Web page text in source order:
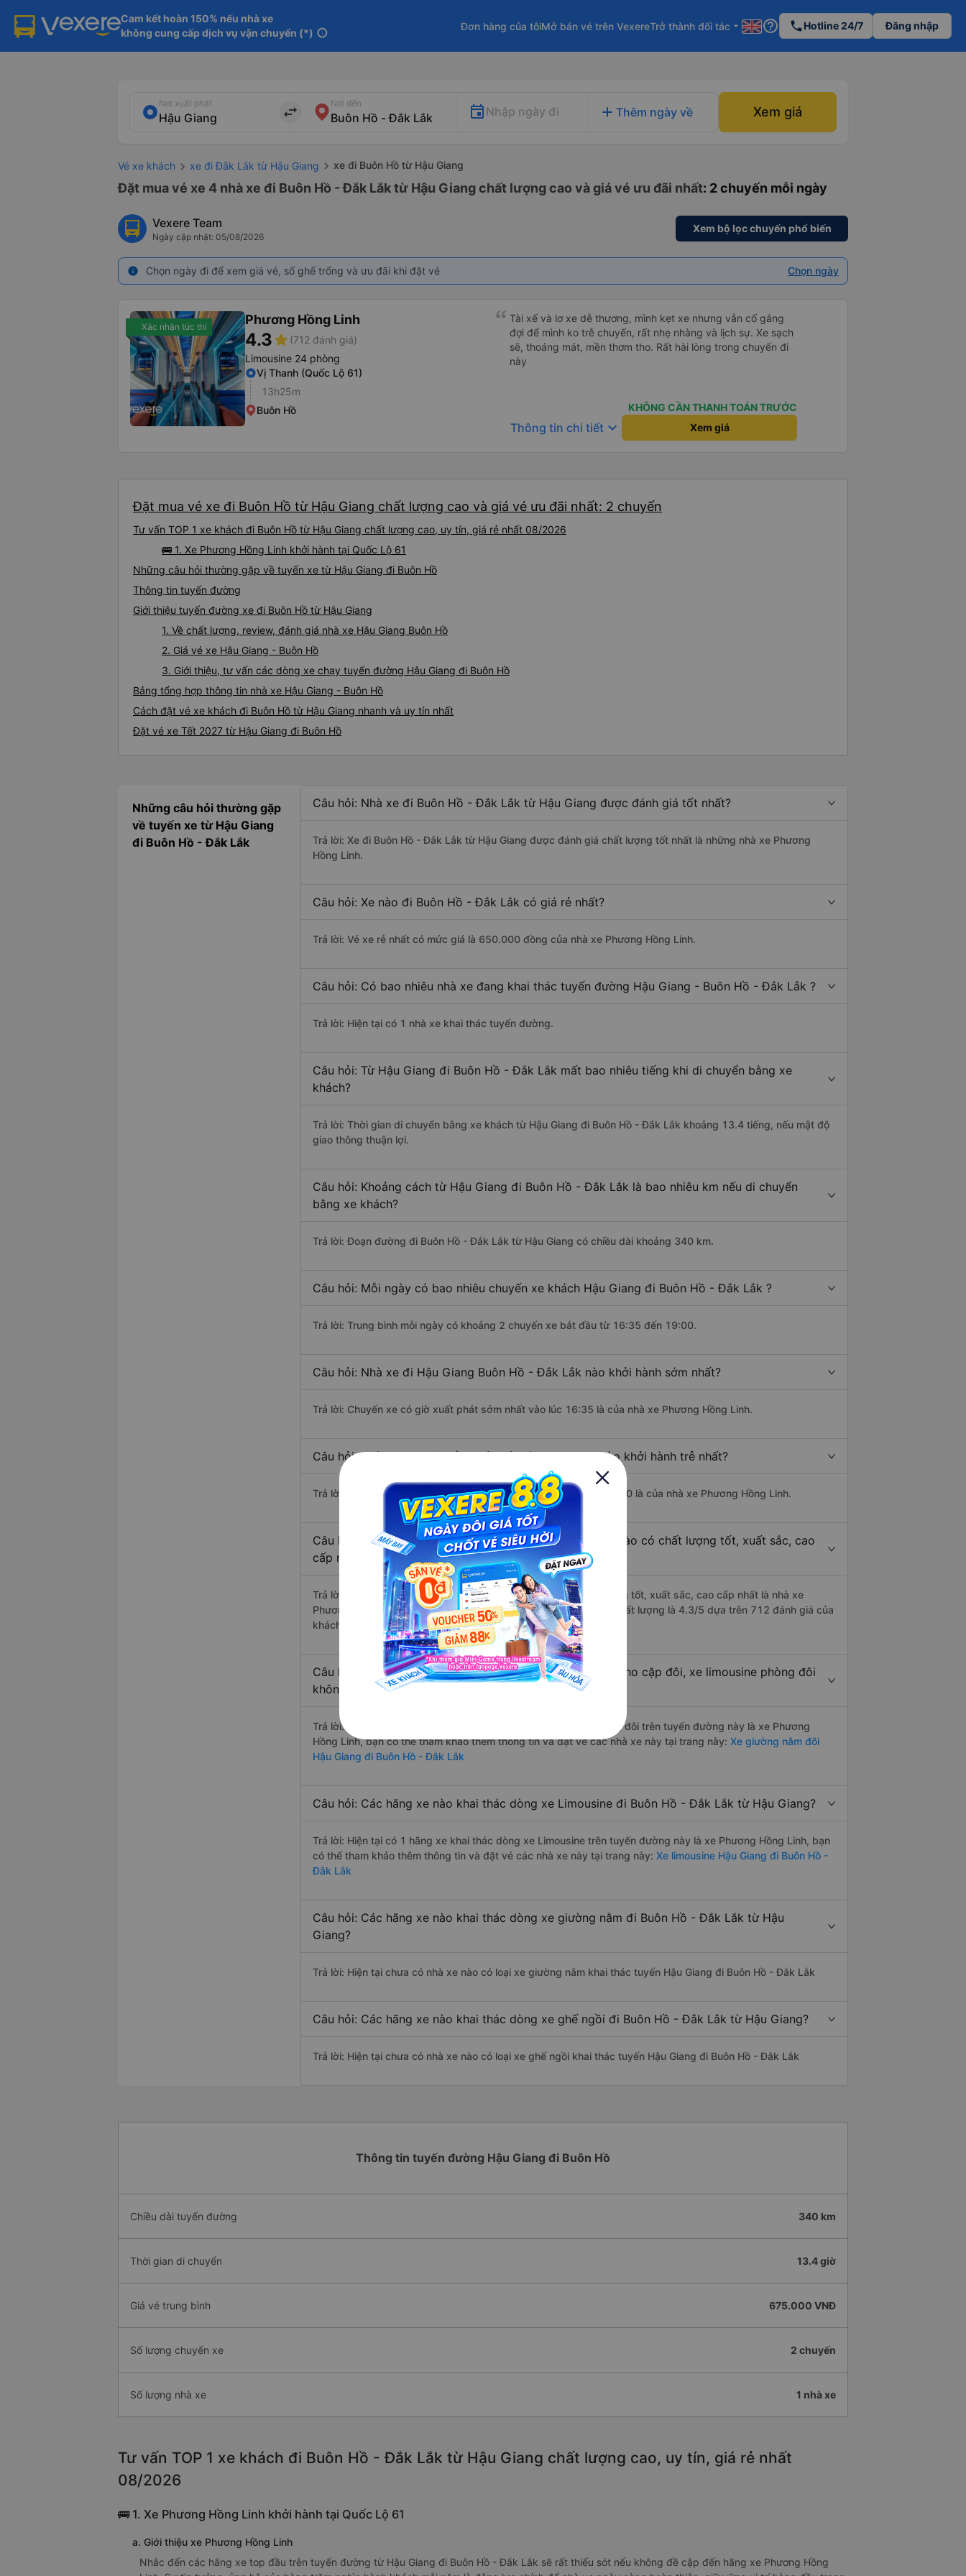
Cam kết hoàn 150% nếu nhà xe
không cung cấp dịch vụ vận chuyển (*) info
Đơn hàng của tôiMở bán vé trên VexereTrở thành đối tác arrow_drop_down help_outline phoneHotline 24/7 Đăng nhập
Nơi xuất phát
import_export
Nơi đến
Nhập ngày đi add Thêm ngày về Xem giá
Vé xe khách xe đi Đắk Lắk từ Hậu Giang xe đi Buôn Hồ từ Hậu Giang
Đặt mua vé xe 4 nhà xe đi Buôn Hồ - Đắk Lắk từ Hậu Giang chất lượng cao và giá vé ưu đãi nhất: 2 chuyến mỗi ngày
Vexere Team
Ngày cập nhật: 05/08/2026
Xem bộ lọc chuyến phổ biến
info Chọn ngày đi để xem giá vé, số ghế trống và ưu đãi khi đặt vé Chọn ngày
Xác nhận tức thì Phương Hồng Linh
4.3star (712 đánh giá)
Limousine 24 phòng
Vị Thanh (Quốc Lộ 61)
13h25m
Buôn Hồ
Tài xế và lơ xe dễ thương, mình kẹt xe nhưng vẫn cố gắng
đợi để mình ko trễ chuyến, rất nhẹ nhàng và lịch sự. Xe sạch
sẽ, thoáng mát, mền thơm tho. Rất hài lòng trong chuyến đi
này
KHÔNG CẦN THANH TOÁN TRƯỚC
Thông tin chi tiết keyboard_arrow_down Xem giá
Đặt mua vé xe đi Buôn Hồ từ Hậu Giang chất lượng cao và giá vé ưu đãi nhất: 2 chuyến
Tư vấn TOP 1 xe khách đi Buôn Hồ từ Hậu Giang chất lượng cao, uy tín, giá rẻ nhất 08/2026
🚌 1. Xe Phương Hồng Linh khởi hành tại Quốc Lộ 61
Những câu hỏi thường gặp về tuyến xe từ Hậu Giang đi Buôn Hồ
Thông tin tuyến đường
Giới thiệu tuyến đường xe đi Buôn Hồ từ Hậu Giang
1. Về chất lượng, review, đánh giá nhà xe Hậu Giang Buôn Hồ
2. Giá vé xe Hậu Giang - Buôn Hồ
3. Giới thiệu, tư vấn các dòng xe chạy tuyến đường Hậu Giang đi Buôn Hồ
Bảng tổng hợp thông tin nhà xe Hậu Giang - Buôn Hồ
Cách đặt vé xe khách đi Buôn Hồ từ Hậu Giang nhanh và uy tín nhất
Đặt vé xe Tết 2027 từ Hậu Giang đi Buôn Hồ
Những câu hỏi thường gặp
về tuyến xe từ Hậu Giang
đi Buôn Hồ - Đắk Lắk
Câu hỏi: Nhà xe đi Buôn Hồ - Đắk Lắk từ Hậu Giang được đánh giá tốt nhất?
Trả lời: Xe đi Buôn Hồ - Đắk Lắk từ Hậu Giang được đánh giá chất lượng tốt nhất là những nhà xe Phương
Hồng Linh.
Câu hỏi: Xe nào đi Buôn Hồ - Đắk Lắk có giá rẻ nhất?
Trả lời: Vé xe rẻ nhất có mức giá là 650.000 đồng của nhà xe Phương Hồng Linh.
Câu hỏi: Có bao nhiêu nhà xe đang khai thác tuyến đường Hậu Giang - Buôn Hồ - Đắk Lắk ?
Trả lời: Hiện tại có 1 nhà xe khai thác tuyến đường.
Câu hỏi: Từ Hậu Giang đi Buôn Hồ - Đắk Lắk mất bao nhiêu tiếng khi di chuyển bằng xe
khách?
Trả lời: Thời gian di chuyển bằng xe khách từ Hậu Giang đi Buôn Hồ - Đắk Lắk khoảng 13.4 tiếng, nếu mật độ
giao thông thuận lợi.
Câu hỏi: Khoảng cách từ Hậu Giang đi Buôn Hồ - Đắk Lắk là bao nhiêu km nếu di chuyển
bằng xe khách?
Trả lời: Đoạn đường đi Buôn Hồ - Đắk Lắk từ Hậu Giang có chiều dài khoảng 340 km.
Câu hỏi: Mỗi ngày có bao nhiêu chuyến xe khách Hậu Giang đi Buôn Hồ - Đắk Lắk ?
Trả lời: Trung bình mỗi ngày có khoảng 2 chuyến xe bắt đầu từ 16:35 đến 19:00.
Câu hỏi: Nhà xe đi Hậu Giang Buôn Hồ - Đắk Lắk nào khởi hành sớm nhất?
Trả lời: Chuyến xe có giờ xuất phát sớm nhất vào lúc 16:35 là của nhà xe Phương Hồng Linh.
Câu hỏi: Nhà xe đi Buôn Hồ - Đắk Lắk từ Hậu Giang nào khởi hành trễ nhất?
Trả lời: Chuyến xe có giờ xuất phát trễ (muộn) nhất là vào lúc 19:00 là của nhà xe Phương Hồng Linh.
Câu hỏi: Review xe đi Buôn Hồ - Đắk Lắk từ Hậu Giang nào có chất lượng tốt, xuất sắc, cao
cấp nhất?
Trả lời: Những hãng xe đi Hậu Giang Buôn Hồ - Đắk Lắk chất lượng tốt, xuất sắc, cao cấp nhất là nhà xe
Phương Hồng Linh đi Buôn Hồ - Đắk Lắk từ Hậu Giang với điểm chất lượng là 4.3/5 dựa trên 712 đánh giá của
khách hàng).
Câu hỏi: Có loại xe Hậu Giang Buôn Hồ - Đắk Lắk dành cho cặp đôi, xe limousine phòng đôi
không?
Trả lời: Hiện tại có 1 hãng xe khai thác dòng xe Limousine giường đôi trên tuyến đường này là xe Phương
Hồng Linh, bạn có thể tham khảo thêm thông tin và đặt vé các nhà xe này tại trang này: Xe giường nằm đôi
Hậu Giang đi Buôn Hồ - Đắk Lắk
Câu hỏi: Các hãng xe nào khai thác dòng xe Limousine đi Buôn Hồ - Đắk Lắk từ Hậu Giang?
Trả lời: Hiện tại có 1 hãng xe khai thác dòng xe Limousine trên tuyến đường này là xe Phương Hồng Linh, bạn
có thể tham khảo thêm thông tin và đặt vé các nhà xe này tại trang này: Xe limousine Hậu Giang đi Buôn Hồ -
Đắk Lắk
Câu hỏi: Các hãng xe nào khai thác dòng xe giường nằm đi Buôn Hồ - Đắk Lắk từ Hậu
Giang?
Trả lời: Hiện tại chưa có nhà xe nào có loại xe giường nằm khai thác tuyến Hậu Giang đi Buôn Hồ - Đắk Lắk
Câu hỏi: Các hãng xe nào khai thác dòng xe ghế ngồi đi Buôn Hồ - Đắk Lắk từ Hậu Giang?
Trả lời: Hiện tại chưa có nhà xe nào có loại xe ghế ngồi khai thác tuyến Hậu Giang đi Buôn Hồ - Đắk Lắk
Thông tin tuyến đường Hậu Giang đi Buôn Hồ
Chiều dài tuyến đường 340 km
Thời gian di chuyển 13.4 giờ
Giá vé trung bình 675.000 VNĐ
Số lượng chuyến xe 2 chuyến
Số lượng nhà xe 1 nhà xe
Tư vấn TOP 1 xe khách đi Buôn Hồ - Đắk Lắk từ Hậu Giang chất lượng cao, uy tín, giá rẻ nhất
08/2026
🚌 1. Xe Phương Hồng Linh khởi hành tại Quốc Lộ 61
a. Giới thiệu xe Phương Hồng Linh
Nhắc đến các hãng xe top đầu trên tuyến đường từ Hậu Giang đi Buôn Hồ - Đắk Lắk sẽ rất thiếu sót nếu không đề cập đến hãng xe Phương Hồng